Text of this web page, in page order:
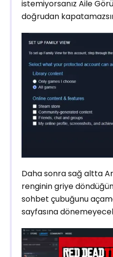
istemiyorsanız Aile
doğrudan
Daha sonra sağ altta
renginin griye
sohbet çubuğunu
sayfasına